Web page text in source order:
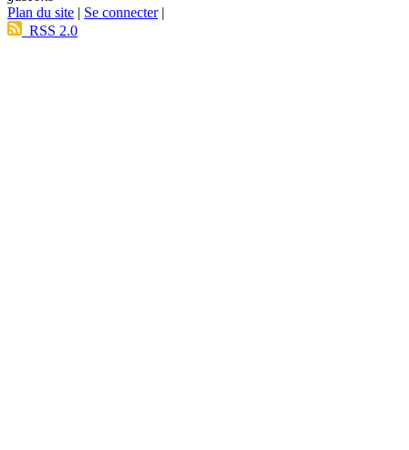
Plan du site | Se connecter|
RSS 2.0